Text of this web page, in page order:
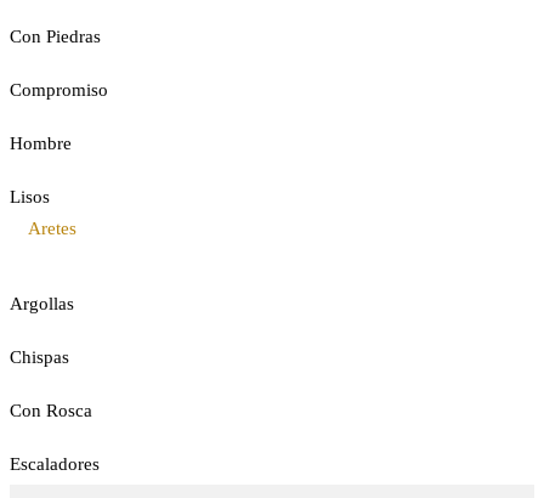
Con Piedras
Compromiso
Hombre
Lisos
Aretes
Argollas
Chispas
Con Rosca
Escaladores